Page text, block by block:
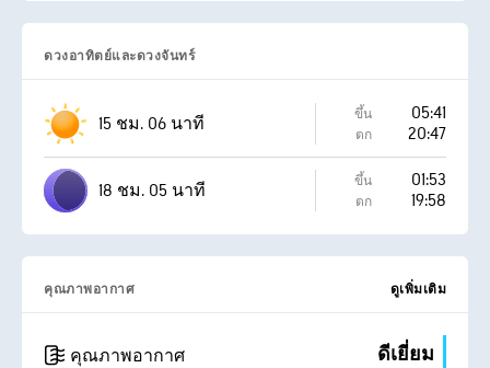
ดวงอาทิตย์และดวงจันทร์
15 ชม. 06 นาที ขึ้น 05:41
ตก 20:47
18 ชม. 05 นาที ขึ้น 01:53
ตก 19:58
คุณภาพอากาศ ดูเพิ่มเติม
คุณภาพอากาศ ดีเยี่ยม